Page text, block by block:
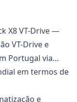
—
VT-Drive e
Portugal via
em termos de
e